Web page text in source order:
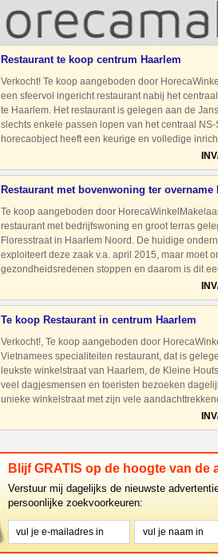
Restaurant te koop centrum Haarlem
Verkocht! Te koop aangeboden door
een sfeervol ingericht restaurant nabij het
te Haarlem. Het restaurant is gelegen aan de
slechts enkele passen lopen van het centraal
horecaobject heeft een keurige en volledige
apparatuur verkeert in een goede staat van
Restaurant met bovenwoning ter overname
Te koop aangeboden door
restaurant met bedrijfswoning en groot terras
Floresstraat in Haarlem Noord. De huidige
exploiteert deze zaak v.a. april 2015, maar moet
gezondheidsredenen stoppen en daarom is dit
kans voor een starter en/of ondernemerskoppel
klaar bedrij
Te koop Restaurant in centrum Haarlem
Verkocht!, Te koop aangeboden door
Vietnamees specialiteiten restaurant, dat is
leukste winkelstraat van Haarlem, de Kleine
veel dagjesmensen en toeristen bezoeken
unieke winkelstraat met zijn vele
en horecazaken. Ook met auto prima bereikbaar
Blijf GRATIS op de hoogte van de
Verstuur mij dagelijks de nieuwste
persoonlijke zoekvoorkeuren: